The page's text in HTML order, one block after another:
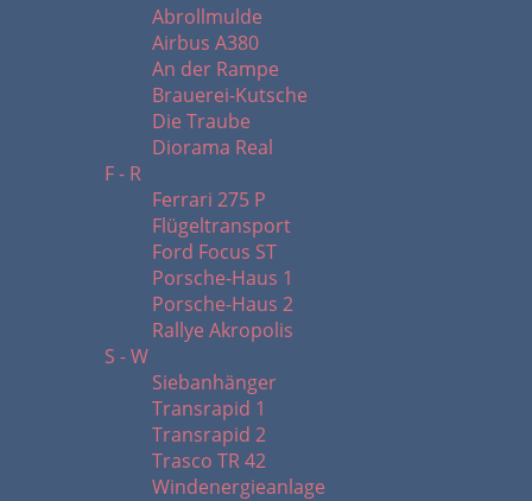
Abrollmulde
Airbus A380
An der Rampe
Brauerei-Kutsche
Die Traube
Diorama Real
F - R
Ferrari 275 P
Flügeltransport
Ford Focus ST
Porsche-Haus 1
Porsche-Haus 2
Rallye Akropolis
S - W
Siebanhänger
Transrapid 1
Transrapid 2
Trasco TR 42
Windenergieanlage